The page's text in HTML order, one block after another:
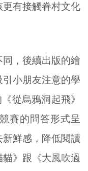
有接觸眷村文化
，後續出版的繪
小朋友注意的學
從烏鴉洞起飛》
賽的問答形式呈
鮮感，降低閱讀
》跟《大風吹過